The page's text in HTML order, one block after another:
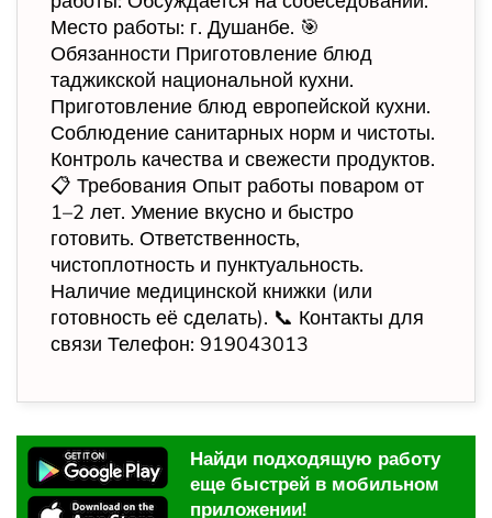
Место работы: г. Душанбе. 🎯
Обязанности Приготовление блюд
таджикской национальной кухни.
Приготовление блюд европейской кухни.
Соблюдение санитарных норм и чистоты.
Контроль качества и свежести продуктов.
📋 Требования Опыт работы поваром от
1–2 лет. Умение вкусно и быстро
готовить. Ответственность,
чистоплотность и пунктуальность.
Наличие медицинской книжки (или
готовность её сделать). 📞 Контакты для
связи Телефон: 919043013
Найди подходящую работу
еще быстрей в мобильном
приложении!